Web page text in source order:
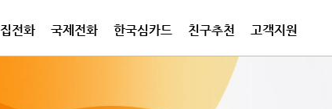
집전화 국제전화 한국심카드 친구추천 고객지원
보안카메라 알람시스템
집전화 플랜 프라임 서비스
국제전화 프라임 아이토크 엠
한국여행eSIM데이터